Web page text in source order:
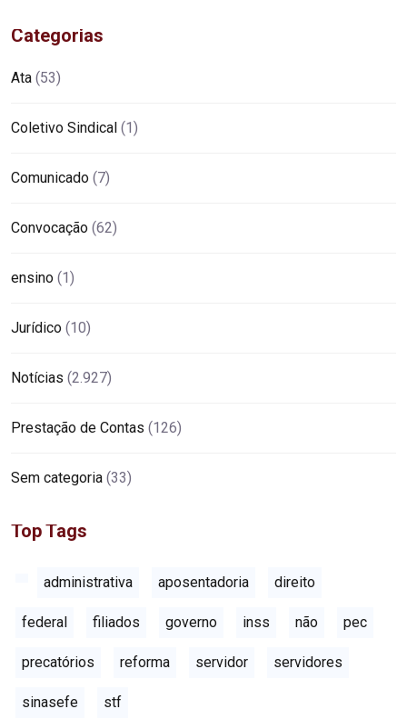
Categorias
Ata (53)
Coletivo Sindical (1)
Comunicado (7)
Convocação (62)
ensino (1)
Jurídico (10)
Notícias (2.927)
Prestação de Contas (126)
Sem categoria (33)
Top Tags
administrativa aposentadoria direito
federal filiados governo inss não pec
precatórios reforma servidor servidores
sinasefe stf